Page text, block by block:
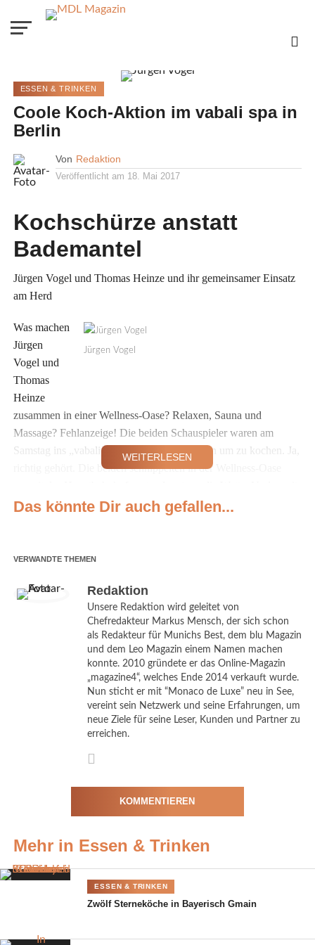
ESSEN & TRINKEN
Coole Koch-Aktion im vabali spa in
Berlin
Von Redaktion
Veröffentlicht am 18. Mai 2017
Kochschürze anstatt
Bademantel
Jürgen Vogel und Thomas Heinze und ihr gemeinsamer Einsatz
am Herd
Jürgen Vogel
Was machen
Jürgen
Vogel und
Thomas
Heinze
zusammen in einer Wellness-Oase? Relaxen, Sauna und
Massage? Fehlanzeige! Die beiden Schauspieler waren am
Samstag ins „vabali spa“ in Berlin gekommen um zu kochen. Ja,
richtig gehört. Die beiden schnippelten in der Wellness-Oase
lautete der „Dresscode“ des Abends Kochschürze anstatt
Wellness-Menü. Der Anlass? Mulack – der Berliner Top-Koch
„The Taste“ – kreierte für das Restaurant des „vabali spa“ ein
eigenes Gericht, „Iberico Schwein mit grünem Spargel,
Bärlauch, Erbse und gepuffter Schweinekruste“, das die Gäste
an diesem Abend schon einmal testen konnten. Und Vogel und
Heinze waren gekommen, um ihn dabei zu unterstützen…
Es ist ideal zum Relaxen
Ein Event ganz nach Geschmack von Jürgen Vogel. Er hatte sich
für diesen Anlass gerne die Kochschürze umgebunden: „Thomas
Heinze und ich drehen gerade die Mini-Serie „Blochin“ fürs
denn er ist ja überhaupt nicht tollpatschig“, meinte er lachend.
zum Relaxen.“ Er selbst hantierte sehr geschickt beim Gemüse
schnipseln und beim Fleisch braten: „Ich habe früher dreieinhalb
WEITERLESEN
Das könnte Dir auch gefallen...
VERWANDTE THEMEN
Redaktion
Unsere Redaktion wird geleitet von
Chefredakteur Markus Mensch, der sich schon
als Redakteur für Munichs Best, dem blu Magazin
und dem Leo Magazin einem Namen machen
konnte. 2010 gründete er das Online-Magazin
„magazine4“, welches Ende 2014 verkauft wurde.
Nun sticht er mit “Monaco de Luxe” neu in See,
vereint sein Netzwerk und seine Erfahrungen, um
neue Ziele für seine Leser, Kunden und Partner zu
erreichen.
KOMMENTIEREN
Mehr in Essen & Trinken
ESSEN & TRINKEN
Zwölf Sterneköche in Bayerisch Gmain